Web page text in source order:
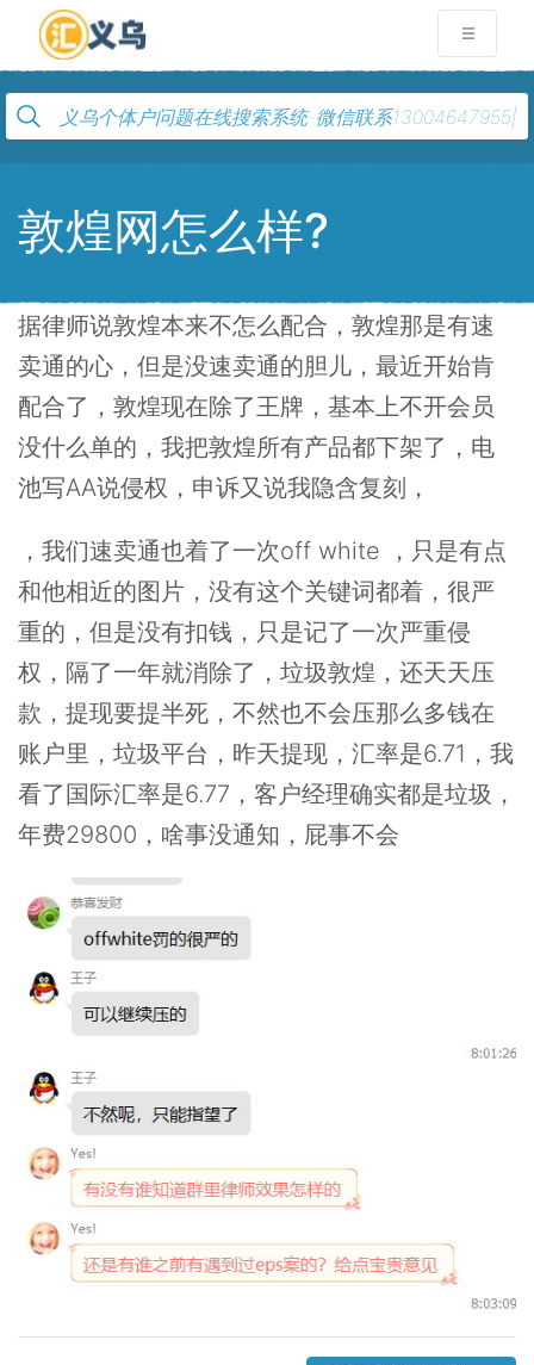
敦煌网怎么样?
据律师说敦煌本来不怎么配合，敦煌那是有速
卖通的心，但是没速卖通的胆儿，最近开始肯
配合了，敦煌现在除了王牌，基本上不开会员
没什么单的，我把敦煌所有产品都下架了，电
池写AA说侵权，申诉又说我隐含复刻，
，我们速卖通也着了一次off white ，只是有点
和他相近的图片，没有这个关键词都着，很严
重的，但是没有扣钱，只是记了一次严重侵
权，隔了一年就消除了，垃圾敦煌，还天天压
款，提现要提半死，不然也不会压那么多钱在
账户里，垃圾平台，昨天提现，汇率是6.71，我
看了国际汇率是6.77，客户经理确实都是垃圾，
年费29800，啥事没通知，屁事不会